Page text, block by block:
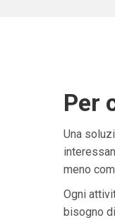
Per
Una
meno
Ogni
bisogno